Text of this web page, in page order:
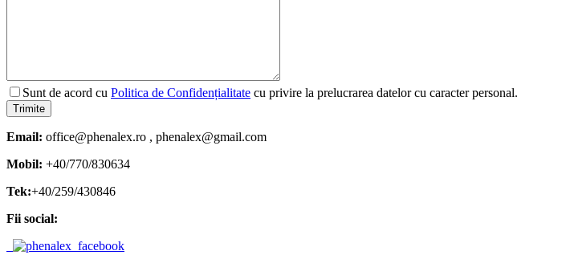
Sunt de acord cu Politica de Confidențialitate cu privire la prelucrarea datelor cu caracter personal.
Email: office@phenalex.ro , phenalex@gmail.com
Mobil: +40/770/830634
Tek:+40/259/430846
Fii social: